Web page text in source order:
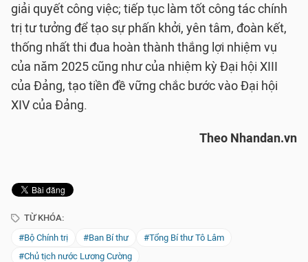
giải quyết công việc; tiếp tục làm tốt công tác chính
trị tư tưởng để tạo sự phấn khởi, yên tâm, đoàn kết,
thống nhất thi đua hoàn thành thắng lợi nhiệm vụ
của năm 2025 cũng như của nhiệm kỳ Đại hội XIII
của Đảng, tạo tiền đề vững chắc bước vào Đại hội
XIV của Đảng.
Theo Nhandan.vn
TỪ KHÓA:
#Bộ Chính trị
#Ban Bí thư
#Tổng Bí thư Tô Lâm
#Chủ tịch nước Lương Cường